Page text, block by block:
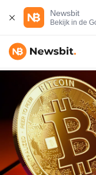
Newsbit
Bekijk in de